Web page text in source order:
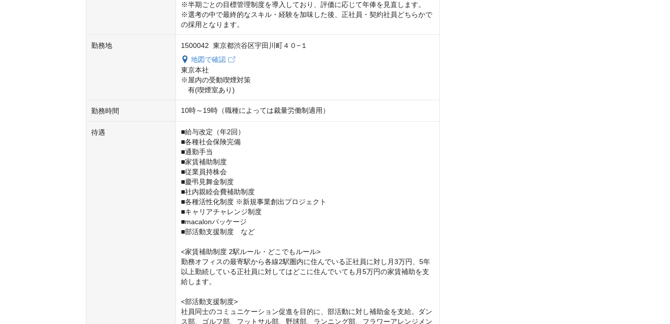
※半期ごとの目標管理制度を導入しており、評価に応じて年俸を見直します。
※選考の中で最終的なスキル・経験を加味した後、正社員・契約社員どちらかで
の採用となります。
勤務地
1500042 東京都渋谷区宇田川町４０−１
地図で確認
東京本社
※屋内の受動喫煙対策
有(喫煙室あり)
勤務時間 10時～19時（職種によっては裁量労働制適用）
待遇
■給与改定（年2回）
■各種社会保険完備
■通勤手当
■家賃補助制度
■従業員持株会
■慶弔見舞金制度
■社内親睦会費補助制度
■各種活性化制度 ※新規事業創出プロジェクト
■キャリアチャレンジ制度
■macalonパッケージ
■部活動支援制度　など
<家賃補助制度 2駅ルール・どこでもルール>
勤務オフィスの最寄駅から各線2駅圏内に住んでいる正社員に対し月3万円、5年
以上勤続している正社員に対してはどこに住んでいても月5万円の家賃補助を支
給します。
<部活動支援制度>
社員同士のコミュニケーション促進を目的に、部活動に対し補助金を支給。ダン
ス部、ゴルフ部、フットサル部、野球部、ランニング部、フラワーアレンジメン